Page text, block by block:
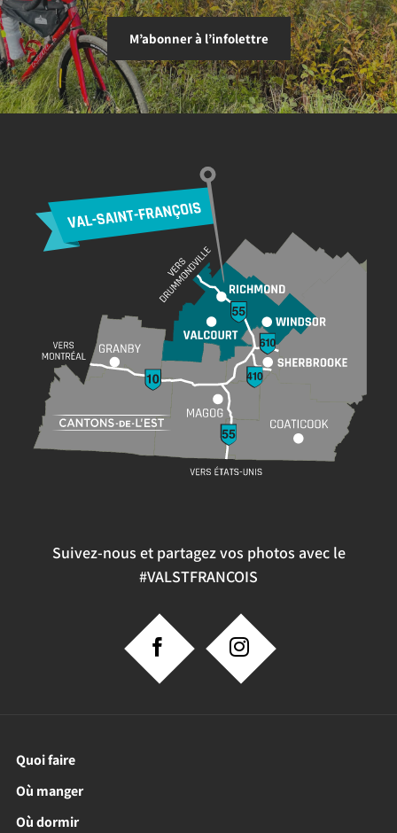
M’abonner à l’infolettre
Suivez-nous et partagez vos photos avec le
#VALSTFRANCOIS
Quoi faire
Où manger
Où dormir